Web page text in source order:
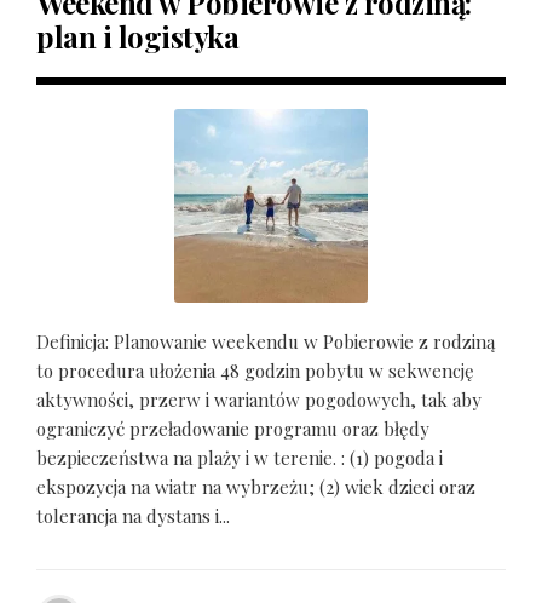
plan i logistyka
Definicja: Planowanie weekendu w Pobierowie z rodziną
to procedura ułożenia 48 godzin pobytu w sekwencję
aktywności, przerw i wariantów pogodowych, tak aby
ograniczyć przeładowanie programu oraz błędy
bezpieczeństwa na plaży i w terenie. : (1) pogoda i
ekspozycja na wiatr na wybrzeżu; (2) wiek dzieci oraz
tolerancja na dystans i...